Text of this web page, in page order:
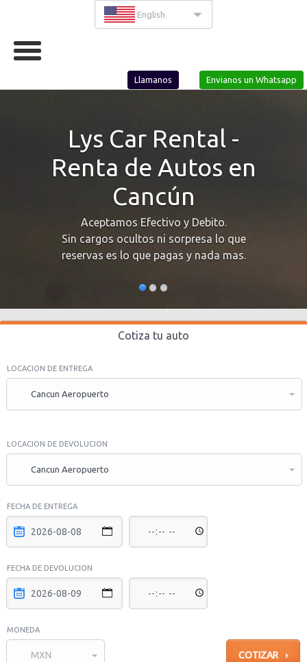
English
Envianos un Whatsapp
Llamanos
Lys Car Rental -
Renta de Autos en
Cancún
Aceptamos Efectivo y Debito.
Sin cargos ocultos ni sorpresa lo que
reservas es lo que pagas y nada mas.
Cotiza tu auto
LOCACION DE ENTREGA
Cancun Aeropuerto
LOCACION DE DEVOLUCION
Cancun Aeropuerto
FECHA DE ENTREGA
FECHA DE DEVOLUCION
MONEDA
MXN